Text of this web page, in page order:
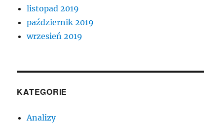
listopad 2019
październik 2019
wrzesień 2019
KATEGORIE
Analizy